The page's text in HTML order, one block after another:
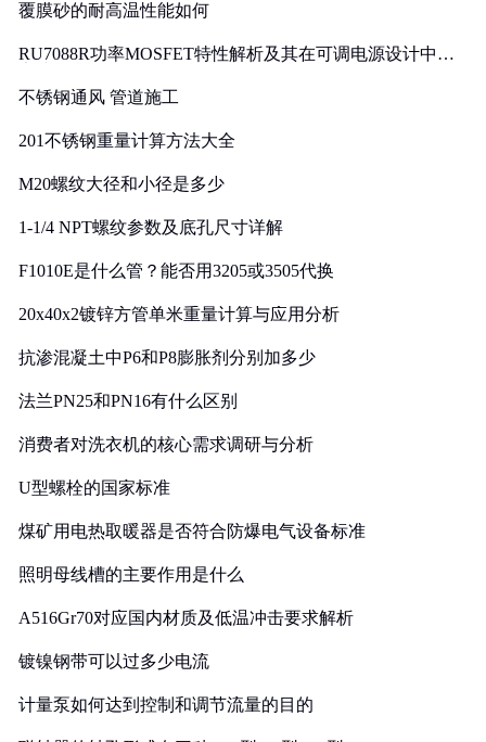
覆膜砂的耐高温性能如何
RU7088R功率MOSFET特性解析及其在可调电源设计中的
不锈钢通风 管道施工
201不锈钢重量计算方法大全
M20螺纹大径和小径是多少
1-1/4 NPT螺纹参数及底孔尺寸详解
F1010E是什么管？能否用3205或3505代换
20x40x2镀锌方管单米重量计算与应用分析
抗渗混凝土中P6和P8膨胀剂分别加多少
法兰PN25和PN16有什么区别
消费者对洗衣机的核心需求调研与分析
U型螺栓的国家标准
煤矿用电热取暖器是否符合防爆电气设备标准
照明母线槽的主要作用是什么
A516Gr70对应国内材质及低温冲击要求解析
镀镍钢带可以过多少电流
计量泵如何达到控制和调节流量的目的